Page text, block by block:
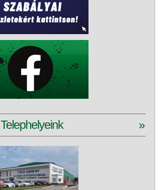
Telephelyeink »